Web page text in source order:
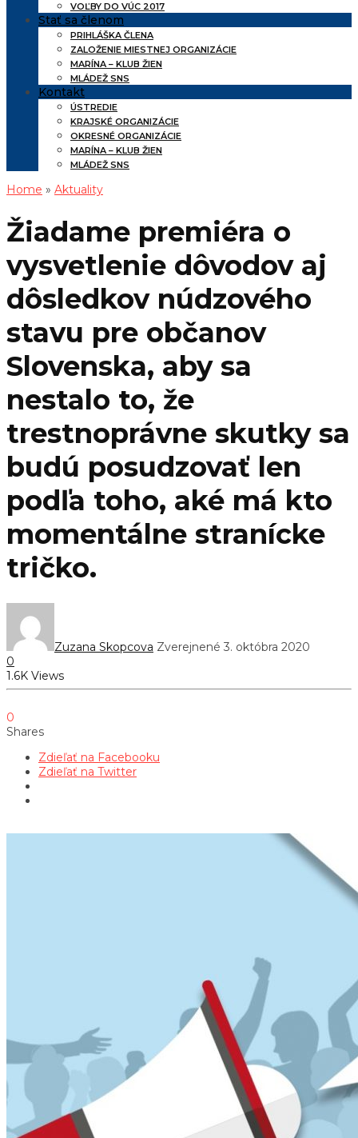
VOĽBY DO VÚC 2017
Stať sa členom
PRIHLÁŠKA ČLENA
ZALOŽENIE MIESTNEJ ORGANIZÁCIE
MARÍNA – KLUB ŽIEN
MLÁDEŽ SNS
Kontakt
ÚSTREDIE
KRAJSKÉ ORGANIZÁCIE
OKRESNÉ ORGANIZÁCIE
MARÍNA – KLUB ŽIEN
MLÁDEŽ SNS
Home » Aktuality
Žiadame premiéra o
vysvetlenie dôvodov aj
dôsledkov núdzového
stavu pre občanov
Slovenska, aby sa
nestalo to, že
trestnoprávne skutky sa
budú posudzovať len
podľa toho, aké má kto
momentálne stranícke
tričko.
Zuzana Skopcova Zverejnené 3. októbra 2020
0
1.6K Views
0
Shares
Zdieľať na Facebooku
Zdieľať na Twitter